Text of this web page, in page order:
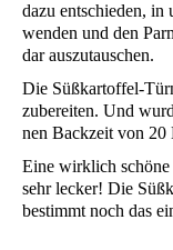
dazu ent­schie­den,
wen­den und den
dar auszutauschen.
Die Süß­kar­tof­fel-
zube­rei­ten. Und
nen Back­zeit von 20
Eine wirk­lich schö­ne
sehr lecker! Die
bestimmt noch das